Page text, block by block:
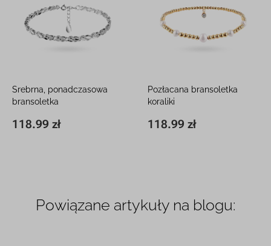
Srebrna, ponadczasowa
bransoletka
118.99 zł
200 x 3,5 mm
Pozłacana bransoletka
koraliki
160 mm, 4,1 g
118.99 zł
160 x 5,9 mm
Powiązane artykuły na blogu: